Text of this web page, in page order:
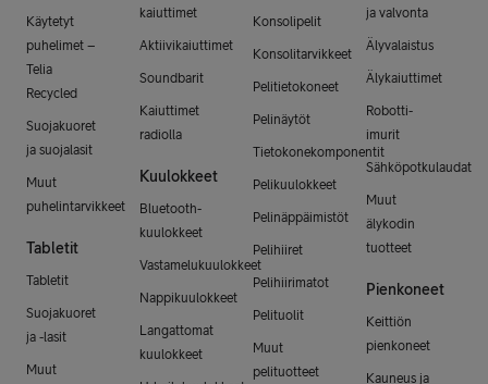
Käytetyt
puhelimet –
Telia
Recycled
Suojakuoret
ja suojalasit
Muut
puhelintarvikkeet
Tabletit
Tabletit
Suojakuoret
ja -lasit
Muut
kaiuttimet
Aktiivikaiuttimet
Soundbarit
Kaiuttimet
radiolla
Kuulokkeet
Bluetooth-
kuulokkeet
Vastamelukuulokkeet
Nappikuulokkeet
Langattomat
kuulokkeet
Konsolipelit
Konsolitarvikkeet
Pelitietokoneet
Pelinäytöt
Tietokonekomponentit
Pelikuulokkeet
Pelinäppäimistöt
Pelihiiret
Pelihiirimatot
Pelituolit
Muut
pelituotteet
ja valvonta
Älyvalaistus
Älykaiuttimet
Robotti-
imurit
Sähköpotkulaudat
Muut
älykodin
tuotteet
Pienkoneet
Keittiön
pienkoneet
Kauneus ja